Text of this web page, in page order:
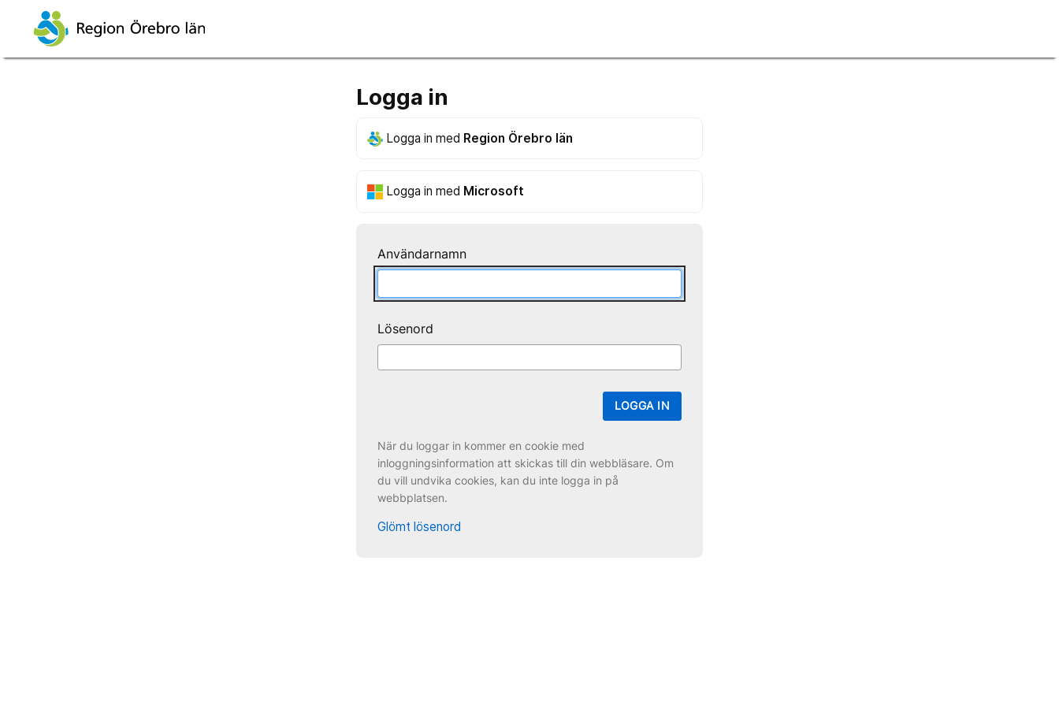
Logga in
Logga in med Region Örebro län
Logga in med Microsoft
Användarnamn
Lösenord
LOGGA IN
När du loggar in kommer en cookie med
inloggningsinformation att skickas till din webbläsare. Om
du vill undvika cookies, kan du inte logga in på
webbplatsen.
Glömt lösenord